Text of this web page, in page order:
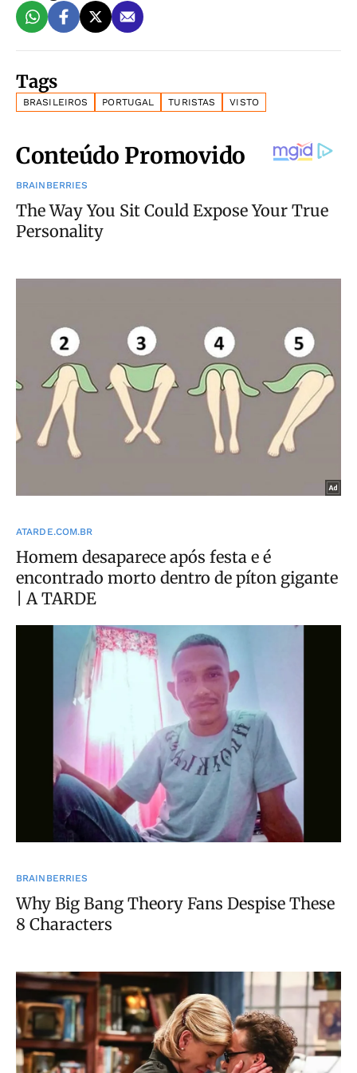
Tags
BRASILEIROS PORTUGAL TURISTAS VISTO